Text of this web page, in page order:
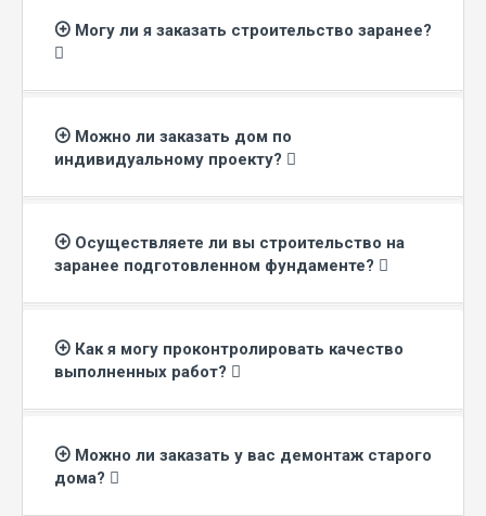
Могу ли я заказать строительство заранее?
Можно ли заказать дом по
индивидуальному проекту?
Осуществляете ли вы строительство на
заранее подготовленном фундаменте?
Как я могу проконтролировать качество
выполненных работ?
Можно ли заказать у вас демонтаж старого
дома?